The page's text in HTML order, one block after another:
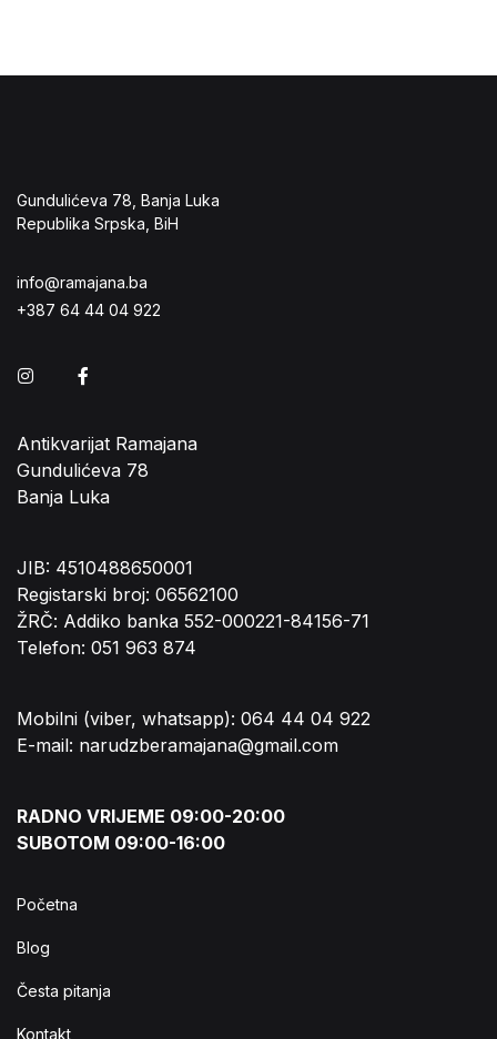
Gundulićeva 78, Banja Luka
Republika Srpska, BiH
info@ramajana.ba
+387 64 44 04 922
Instagram
Antikvarijat Ramajana
Gundulićeva 78
Banja Luka
JIB: 4510488650001
Registarski broj: 06562100
ŽRČ: Addiko banka 552-000221-84156-71
Telefon: 051 963 874
Mobilni (viber, whatsapp): 064 44 04 922
E-mail: narudzberamajana@gmail.com
RADNO VRIJEME 09:00-20:00
SUBOTOM 09:00-16:00
Početna
Blog
Česta pitanja
Kontakt